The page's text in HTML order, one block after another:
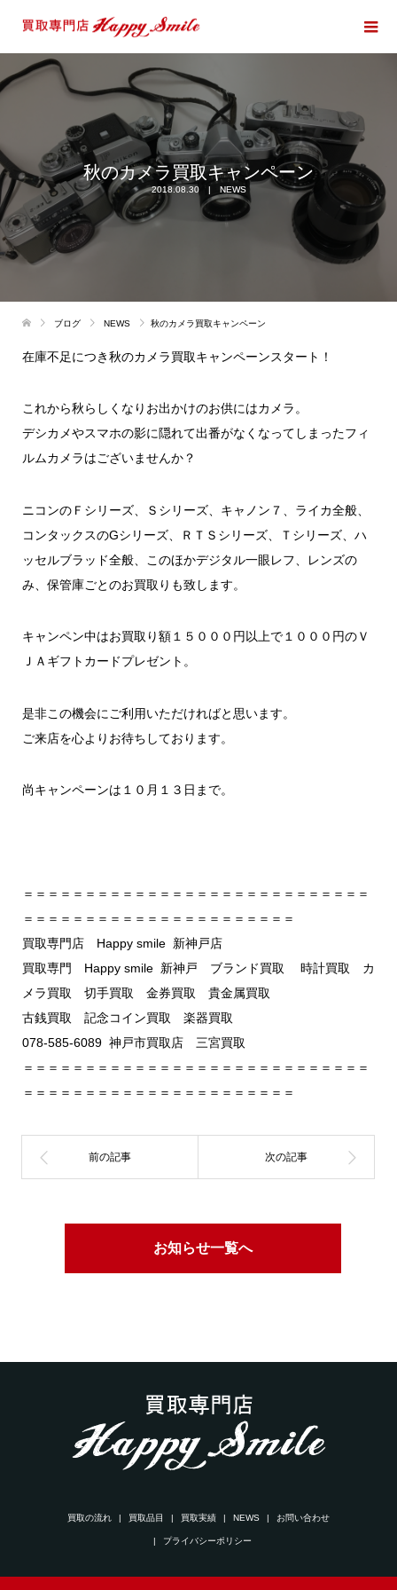
秋のカメラ買取キャンペーン
2018.08.30 NEWS
ブログ NEWS 秋のカメラ買取キャンペーン
在庫不足につき秋のカメラ買取キャンペーンスタート！
これから秋らしくなりお出かけのお供にはカメラ。
デシカメやスマホの影に隠れて出番がなくなってしまったフィ
ルムカメラはございませんか？
ニコンのＦシリーズ、Ｓシリーズ、キャノン７、ライカ全般、
コンタックスのGシリーズ、ＲＴＳシリーズ、Ｔシリーズ、ハ
ッセルブラッド全般、このほかデジタル一眼レフ、レンズの
み、保管庫ごとのお買取りも致します。
キャンペン中はお買取り額１５０００円以上で１０００円のＶ
ＪＡギフトカードプレゼント。
是非この機会にご利用いただければと思います。
ご来店を心よりお待ちしております。
尚キャンペーンは１０月１３日まで。
＝＝＝＝＝＝＝＝＝＝＝＝＝＝＝＝＝＝＝＝＝＝＝＝＝＝＝＝
＝＝＝＝＝＝＝＝＝＝＝＝＝＝＝＝＝＝＝＝＝＝
買取専門店 Happy smile 新神戸店
買取専門 Happy smile 新神戸 ブランド買取 時計買取 カ
メラ買取 切手買取 金券買取 貴金属買取
古銭買取 記念コイン買取 楽器買取
078-585-6089 神戸市買取店 三宮買取
＝＝＝＝＝＝＝＝＝＝＝＝＝＝＝＝＝＝＝＝＝＝＝＝＝＝＝＝
＝＝＝＝＝＝＝＝＝＝＝＝＝＝＝＝＝＝＝＝＝＝
お知らせ一覧へ
買取の流れ 買取品目 買取実績 NEWS お問い合わせ
プライバシーポリシー